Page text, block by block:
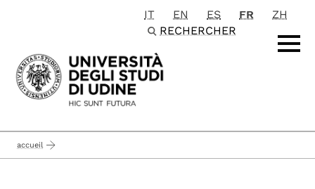
Passa al contenuto principale
IT EN ES FR
ZH
RECHERCHER
accueil